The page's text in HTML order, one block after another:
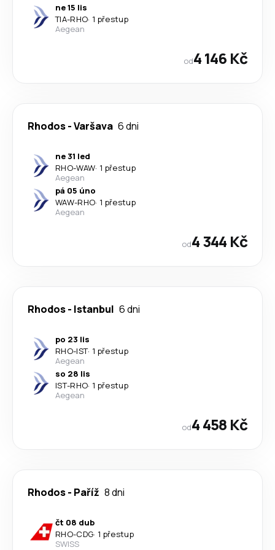
ne 15 lis
TIA-RHO· 1 přestup
Aegean
od4 146 Kč
Rhodos-Varšava 6 dni
ne 31 led
RHO-WAW· 1 přestup
Aegean
pá 05 úno
WAW-RHO· 1 přestup
Aegean
od4 344 Kč
Rhodos- Istanbul 6 dni
po 23 lis
RHO-IST· 1 přestup
Aegean
so 28 lis
IST-RHO· 1 přestup
Aegean
od4 458 Kč
Rhodos- Paříž 8 dni
čt 08 dub
RHO-CDG· 1 přestup
SWISS